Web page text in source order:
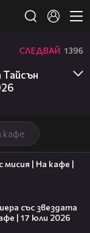
кафе
СЛЕДВАЙ 1396
мисия | На кафе |
със звездата
| 17 юли 2026